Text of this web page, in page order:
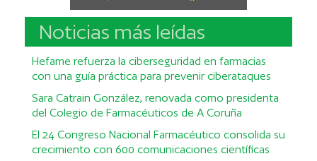
Noticias más leídas
Hefame refuerza la ciberseguridad en farmacias
con una guía práctica para prevenir ciberataques
Sara Catrain González, renovada como presidenta
del Colegio de Farmacéuticos de A Coruña
El 24 Congreso Nacional Farmacéutico consolida su
crecimiento con 600 comunicaciones científicas